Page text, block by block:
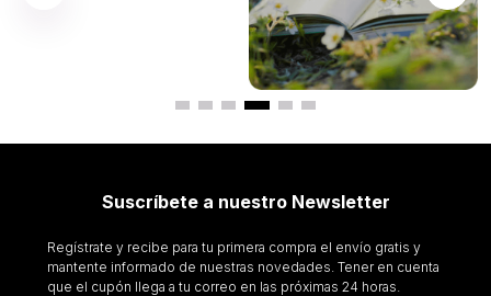
Suscríbete a nuestro Newsletter
Regístrate y recibe para tu primera compra el envío gratis y
mantente informado de nuestras novedades. Tener en cuenta
que el cupón llega a tu correo en las próximas 24 horas.